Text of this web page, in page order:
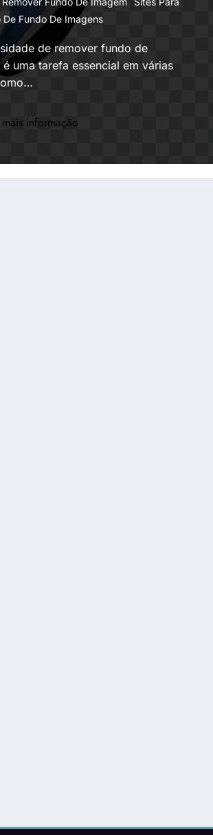
De Fundo De Imagens
de remover fundo de
é uma tarefa essencial em várias
informação